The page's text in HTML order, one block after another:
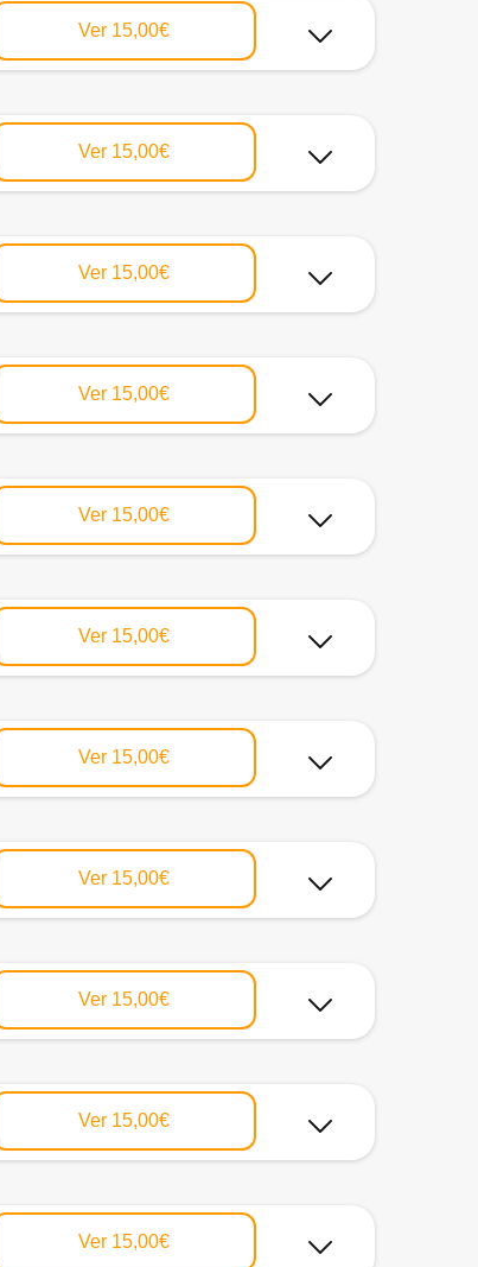
Ver 15,00€
Ver 15,00€
Ver 15,00€
Ver 15,00€
Ver 15,00€
Ver 15,00€
Ver 15,00€
Ver 15,00€
Ver 15,00€
Ver 15,00€
Ver 15,00€